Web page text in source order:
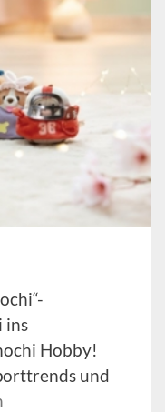
ins
Hobby!
und